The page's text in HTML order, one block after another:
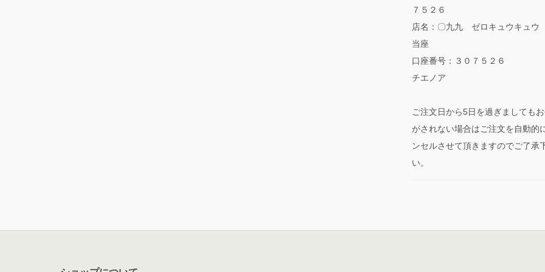
７５２６
店名：〇九九 ゼロキュウキュウ
当座
口座番号：３０７５２６
チエノア
ご注文日から5日を過ぎましても
がされない場合はご注文を自動的
ンセルさせて頂きますのでご了承
い。